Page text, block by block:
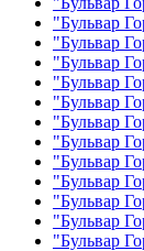
"Бульвар
"Бульвар
"Бульвар
"Бульвар
"Бульвар
"Бульвар
"Бульвар
"Бульвар
"Бульвар
"Бульвар
"Бульвар
"Бульвар